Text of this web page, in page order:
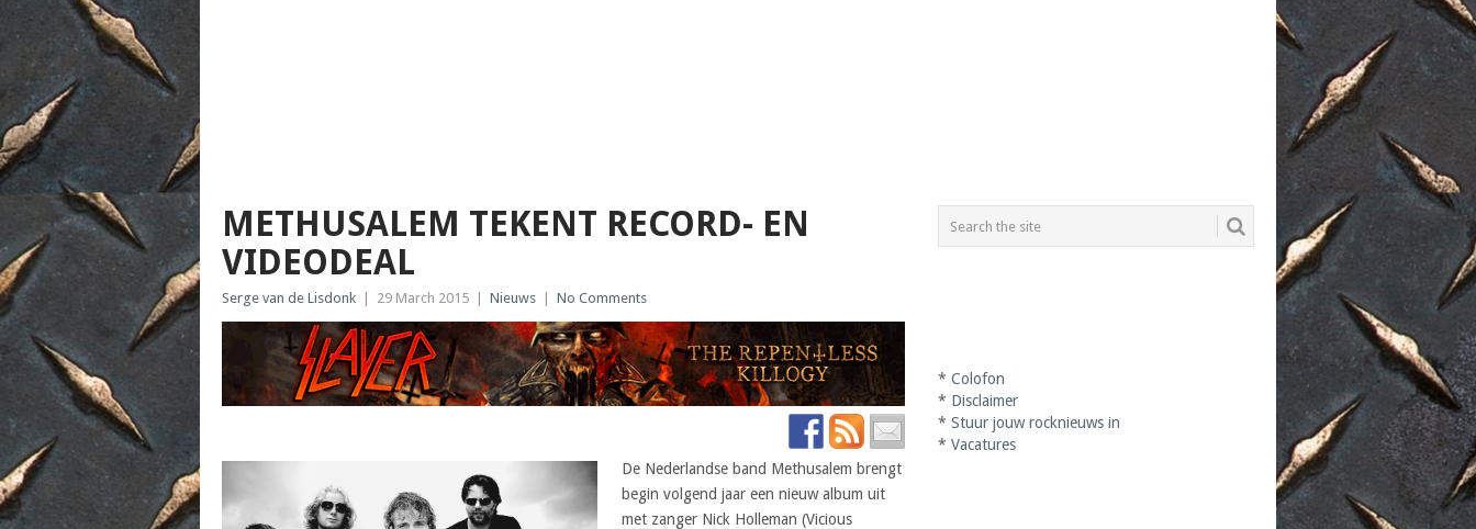
METHUSALEM TEKENT RECORD- EN
VIDEODEAL
Serge van de Lisdonk 29 March 2015 Nieuws No Comments
De Nederlandse band Methusalem brengt
begin volgend jaar een nieuw album uit
met zanger Nick Holleman (Vicious
*Colofon
* Disclaimer
*Stuur jouw rocknieuws in
*Vacatures